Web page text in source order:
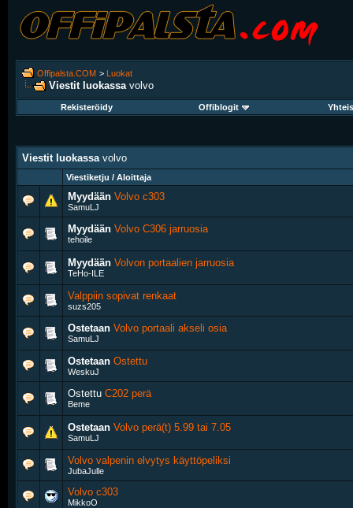
Offipalsta.COM > Luokat
Viestit luokassa volvo
Rekisteröidy Offiblogit
Viestit luokassa volvo
Viestiketju / Aloittaja
Myydään Volvo c303
SamuLJ
Myydään Volvo C306 jarruosia
tehoile
Myydään Volvon portaalien jarruosia
TeHo-ILE
Valppiin sopivat renkaat
suzs205
Ostetaan Volvo portaali akseli osia
SamuLJ
Ostetaan Ostettu
WeskuJ
Ostettu C202 perä
Beme
Ostetaan Volvo perä(t) 5.99 tai 7.05
SamuLJ
Volvo valpenin elvytys käyttöpeliksi
JubaJulle
Volvo c303
MikkoO